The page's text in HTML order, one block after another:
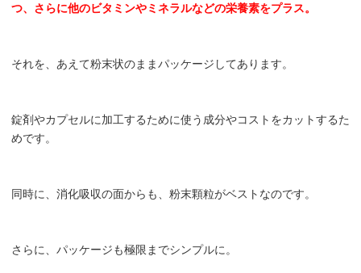
つ、さらに他のビタミンやミネラルなどの栄養素をプラス。
それを、あえて粉末状のままパッケージしてあります。
錠剤やカプセルに加工するために使う成分やコストをカットするた
めです。
同時に、消化吸収の面からも、粉末顆粒がベストなのです。
さらに、パッケージも極限までシンプルに。